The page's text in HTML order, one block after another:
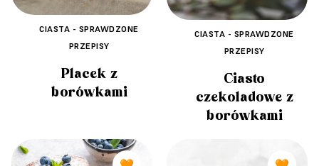
CIASTA - SPRAWDZONE
PRZEPISY
Placek z
borówkami
CIASTA - SPRAWDZONE
PRZEPISY
Ciasto
czekoladowe z
borówkami